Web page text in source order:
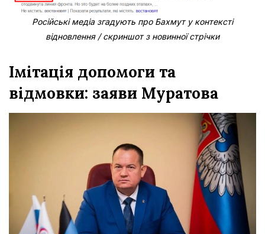
Російські медіа згадують про Бахмут у контексті
відновлення / скриншот з новинної стрічки
Імітація допомоги та
відмовки: заяви Муратова